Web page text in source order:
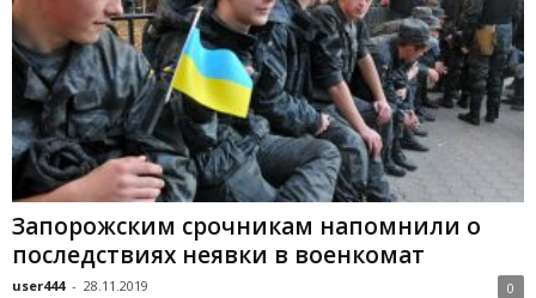
Запорожским срочникам напомнили о
последствиях неявки в военкомат
user444 - 28.11.2019 0